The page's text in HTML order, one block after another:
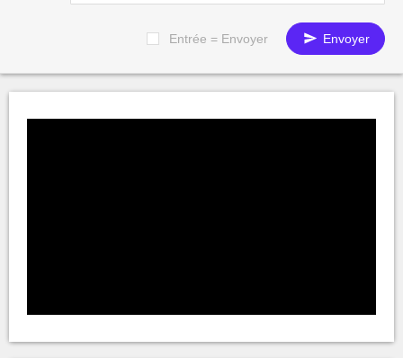
Entrée = Envoyer Envoyer